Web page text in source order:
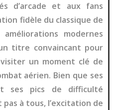
d’arcade et aux fans
fidèle du classique de
modernes
titre convaincant pour
un moment clé de
aérien. Bien que ses
ses pics de difficulté
à tous, l’excitation de